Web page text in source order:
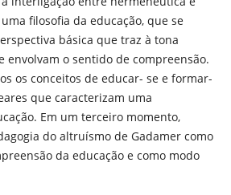
filosofia da educação, que se
básica que traz à tona
envolvam o sentido de compreensão.
os conceitos de educar- se e formar-
que caracterizam uma
Em um terceiro momento,
do altruísmo de Gadamer como
da educação e como modo